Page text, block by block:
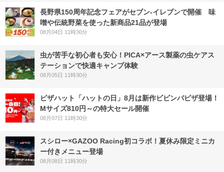
長野県150周年記念フェアがセブン-イレブンで開催 味
噌や伝統野菜を使った新商品21品が登場
08月04日 11時30分
虫が苦手な初心者も安心！PICA×アース製薬の虫ケアス
テーションで快適キャンプ体験
08月05日 11時30分
ピザハット「ハットの日」8月は新作ビビンバピザ登場！
Mサイズ810円～の特大セール開催
08月07日 11時30分
スシロー×GAZOO Racing初コラボ！夏休み限定ミニカ
ー付きメニュー登場
08月08日 11時30分